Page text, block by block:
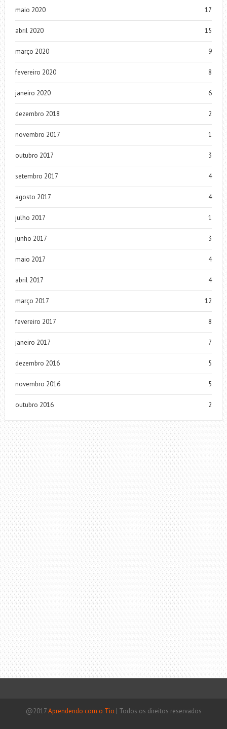
maio 2020 17
abril 2020 15
março 2020 9
fevereiro 2020 8
janeiro 2020 6
dezembro 2018 2
novembro 2017 1
outubro 2017 3
setembro 2017 4
agosto 2017 4
julho 2017 1
junho 2017 3
maio 2017 4
abril 2017 4
março 2017 12
fevereiro 2017 8
janeiro 2017 7
dezembro 2016 5
novembro 2016 5
outubro 2016 2
@2017Aprendendo com o Tio | Todos os direitos reservados